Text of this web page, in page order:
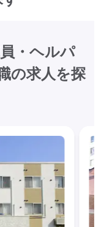
・ヘルパ
の求人を探